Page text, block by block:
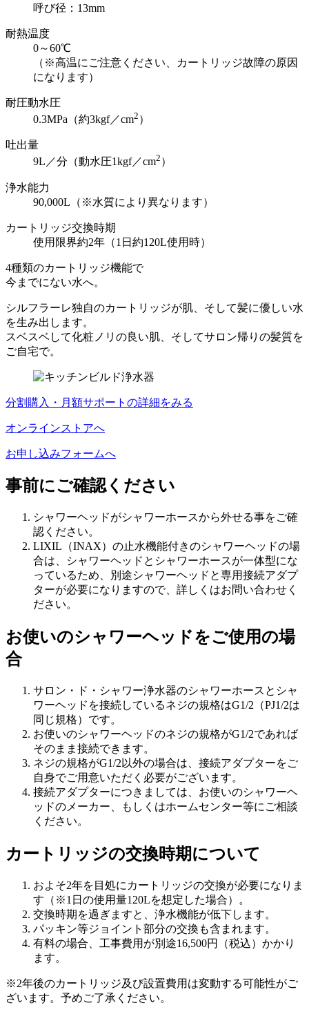
呼び径：13mm
耐熱温度
0～60℃
（※高温にご注意ください、カートリッジ故障の原因
になります）
耐圧動水圧
0.3MPa（約3kgf／cm2 ）
吐出量
9L／分（動水圧1kgf／cm2 ）
浄水能力
90,000L（※水質により異なります）
カートリッジ交換時期
使用限界約2年（1日約120L使用時）
4種類のカートリッジ機能で
今までにない水へ。
シルフラーレ独自のカートリッジが肌、そして髪に優しい水
を生み出します。
スベスベして化粧ノリの良い肌、そしてサロン帰りの髪質を
ご自宅で。
分割購入・月額サポートの詳細をみる
オンラインストアへ
お申し込みフォームへ
事前にご確認ください
シャワーヘッドがシャワーホースから外せる事をご確
認ください。
LIXIL（INAX）の止水機能付きのシャワーヘッドの場
合は、シャワーヘッドとシャワーホースが一体型にな
っているため、別途シャワーヘッドと専用接続アダプ
ターが必要になりますので、詳しくはお問い合わせく
ださい。
お使いのシャワーヘッドをご使用の場
合
サロン・ド・シャワー浄水器のシャワーホースとシャ
ワーヘッドを接続しているネジの規格はG1/2（PJ1/2は
同じ規格）です。
お使いのシャワーヘッドのネジの規格がG1/2であれば
そのまま接続できます。
ネジの規格がG1/2以外の場合は、接続アダプターをご
自身でご用意いただく必要がございます。
接続アダプターにつきましては、お使いのシャワーヘ
ッドのメーカー、もしくはホームセンター等にご相談
ください。
カートリッジの交換時期について
およそ2年を目処にカートリッジの交換が必要になりま
す（※1日の使用量120Lを想定した場合）。
交換時期を過ぎますと、浄水機能が低下します。
パッキン等ジョイント部分の交換も含まれます。
有料の場合、工事費用が別途16,500円（税込）かかり
ます。
※2年後のカートリッジ及び設置費用は変動する可能性がご
ざいます。予めご了承ください。